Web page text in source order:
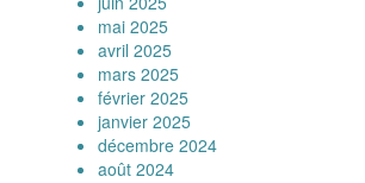
mai 2025
avril 2025
mars 2025
février 2025
janvier 2025
décembre 2024
août 2024